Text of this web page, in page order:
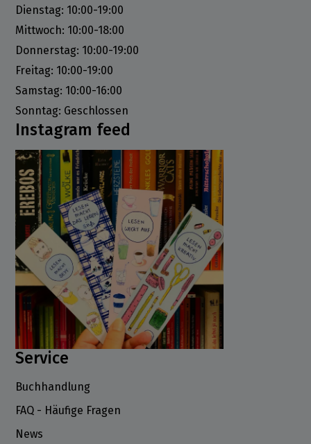
Dienstag: 10:00-19:00
Mittwoch: 10:00-18:00
Donnerstag: 10:00-19:00
Freitag: 10:00-19:00
Samstag: 10:00-16:00
Sonntag: Geschlossen
Instagram feed
Service
Buchhandlung
FAQ - Häufige Fragen
News